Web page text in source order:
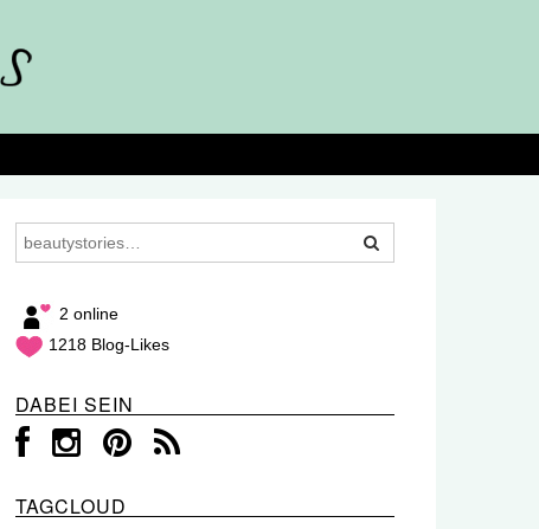
2 online
1218 Blog-Likes
DABEI SEIN
TAGCLOUD